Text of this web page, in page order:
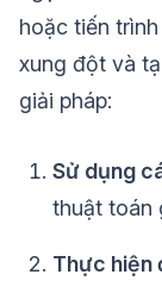
hoặc tiến
xung đột và
giải pháp:
Sử dụng
thuật toán
Thực hiện